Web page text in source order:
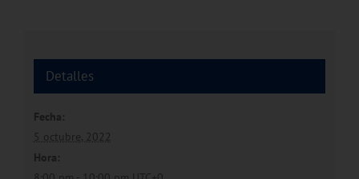
Detalles
Fecha:
5 octubre, 2022
Hora: